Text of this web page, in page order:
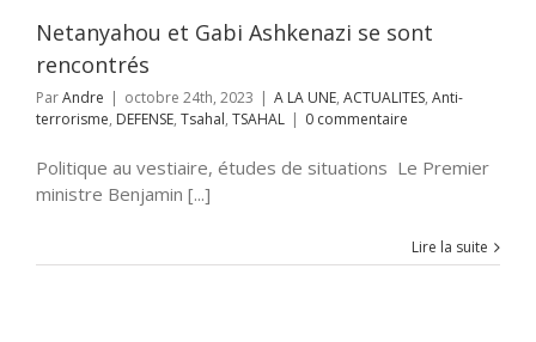
Netanyahou et Gabi Ashkenazi se sont
rencontrés
ParAndre | octobre 24th, 2023 | A LA UNE, ACTUALITES, Anti-
terrorisme, DEFENSE, Tsahal, TSAHAL | 0 commentaire
Politique au vestiaire, études de situations Le Premier
ministre Benjamin [...]
Lire la suite